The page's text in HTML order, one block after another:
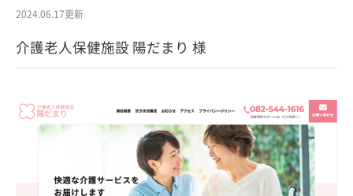
2024.06.17更新
介護老人保健施設 陽だまり 様